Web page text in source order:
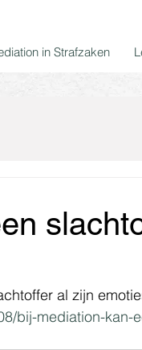
in Strafzaken
al zijn
bij-mediation-kan-